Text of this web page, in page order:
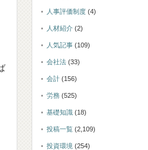
人事評価制度 (4)
人材紹介 (2)
人気記事 (109)
会社法 (33)
会計 (156)
労務 (525)
基礎知識 (18)
投稿一覧 (2,109)
投資環境 (254)